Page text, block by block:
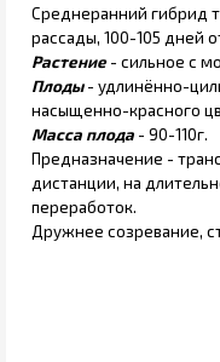
Среднеранний гибрид
рассады, 100-105 дней
Растение- сильное с
Плоды - удлинённо-
насыщенно-красного
Масса плода - 90-110г.
Предназначение -
дистанции, на
переработок.
Дружнее созревание,